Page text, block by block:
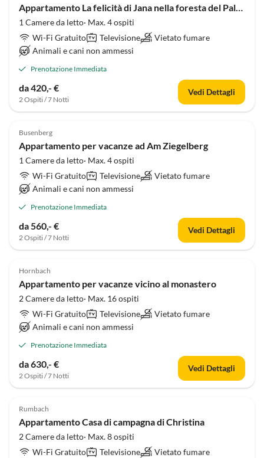
Appartamento La felicità di Jana nella foresta del Palatinato
1 Camere da letto· Max. 4 ospiti
Wi-Fi Gratuito
Televisione
Vietato fumare
Animali e cani non ammessi
Prenotazione Immediata
da 420,- €
2 Ospiti / 7 Notti
Vedi Dettagli
Busenberg
Appartamento per vacanze ad Am Ziegelberg
1 Camere da letto· Max. 4 ospiti
Wi-Fi Gratuito
Televisione
Vietato fumare
Animali e cani non ammessi
Prenotazione Immediata
da 560,- €
2 Ospiti / 7 Notti
Vedi Dettagli
Hornbach
Appartamento per vacanze vicino al monastero
2 Camere da letto· Max. 16 ospiti
Wi-Fi Gratuito
Televisione
Vietato fumare
Animali e cani non ammessi
Prenotazione Immediata
da 630,- €
2 Ospiti / 7 Notti
Vedi Dettagli
Rumbach
Appartamento Casa di campagna di Christina
2 Camere da letto· Max. 8 ospiti
Wi-Fi Gratuito
Televisione
Vietato fumare